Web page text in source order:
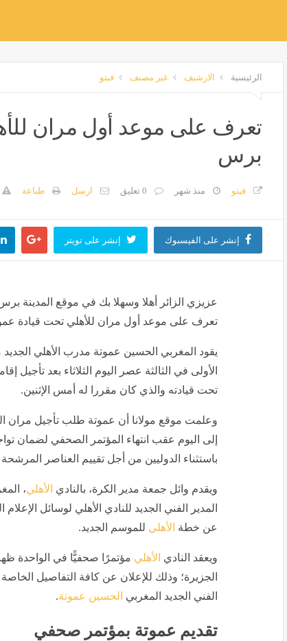
الرئيسية الارشيف غير مصنف فيتو
تعرف على موعد أول مران
برس
فيتو منذ شهر 0 تعليق ارسل طباعة
إنشر على الفيسبوك إنشر على تويتر
عزيزي الزائر أهلا وسهلا بك في موقع المدينة
تعرف على موعد أول مران للأهلي تحت قيادة
يقود المغربي الحسين عموتة مدرب الأهلي
الأولى في الثالثة عصر اليوم الثلاثاء بعد تأجيل
تحت قيادته والذي كان مقررا له أمس الإثنين.
وعلمت موقع مولانا أن عموتة طلب تأجيل مران
إلى اليوم عقب انتهاء المؤتمر الصحفي لضمان
باستثناء الدوليين من أجل تقييم العناصر
ويقدم وائل جمعة مدير الكرة، بالنادي الأهلي،
المدير الفني الجديد للنادي الأهلي لوسائل
عن خطة الأهلي للموسم الجديد.
ويعقد النادي الأهلي مؤتمرًا صحفيًّا في الواحدة ظهر
الجزيرة؛ وذلك للإعلان عن كافة التفاصيل الخاصة
الفني الجديد المغربي الحسين عموتة.
تقديم عموتة بمؤتمر صحفي